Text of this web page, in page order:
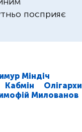
посприяє
Міндіч
Кабмін
Олігархи
Милованов